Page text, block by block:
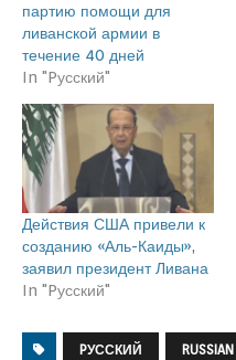
партию помощи для
ливанской армии в
течение 40 дней
In "Pусский"
Действия США привели к
созданию «Аль-Каиды»,
заявил президент Ливана
In "Pусский"
PУССКИЙ RUSSIAN